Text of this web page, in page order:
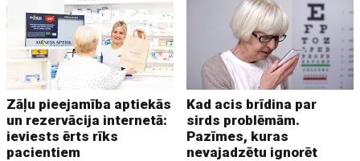
Zāļu pieejamība aptiekās
un rezervācija internetā:
ieviests ērts rīks
pacientiem
Kad acis brīdina par
sirds problēmām.
Pazīmes, kuras
nevajadzētu ignorēt